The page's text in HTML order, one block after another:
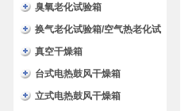
（耗材）
臭氧老化试验箱
换气老化试验箱/空气热老化试
验箱
真空干燥箱
台式电热鼓风干燥箱
立式电热鼓风干燥箱